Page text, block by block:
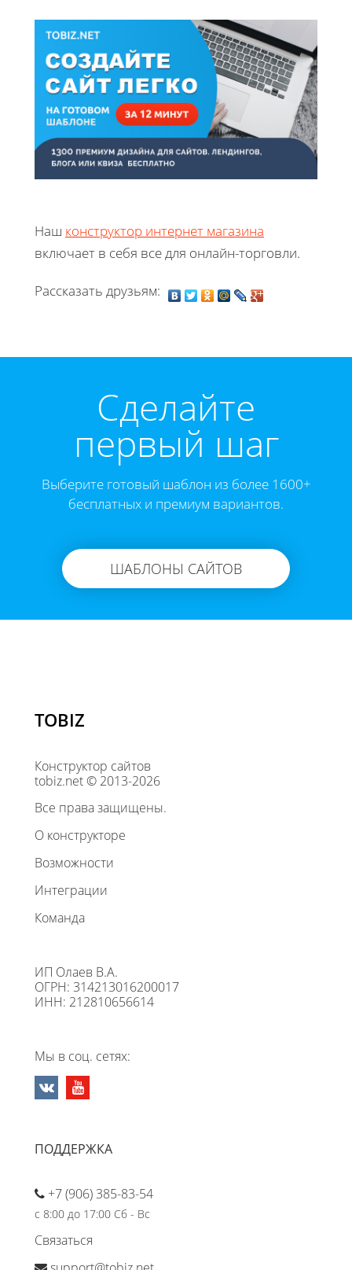
Наш конструктор интернет магазина
включает в себя все для онлайн-торговли.
Рассказать друзьям:
Cделайте
первый шаг
Выберите готовый шаблон из более 1600+
бесплатных и премиум вариантов.
ШАБЛОНЫ САЙТОВ
TOBIZ
Конструктор сайтов
tobiz.net © 2013-2026
Все права защищены.
О конструкторе
Возможности
Интеграции
Команда
ИП Олаев В.А.
ОГРН: 314213016200017
ИНН: 212810656614
Мы в соц. сетях:
ПОДДЕРЖКА
+7 (906) 385-83-54
с 8:00 до 17:00 Сб - Вс
Связаться